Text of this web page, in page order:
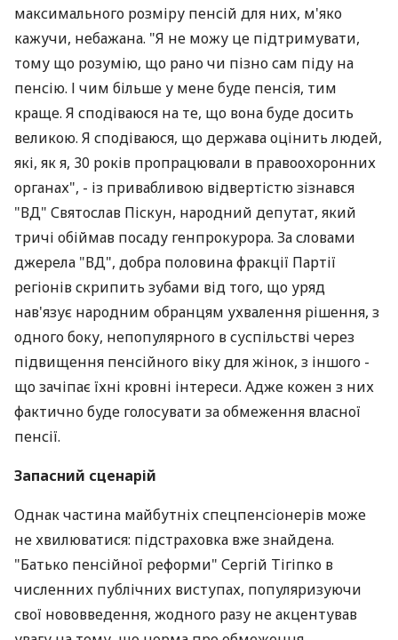
максимального розміру пенсій для них, м'яко
кажучи, небажана. "Я не можу це підтримувати,
тому що розумію, що рано чи пізно сам піду на
пенсію. І чим більше у мене буде пенсія, тим
краще. Я сподіваюся на те, що вона буде досить
великою. Я сподіваюся, що держава оцінить людей,
які, як я, 30 років пропрацювали в правоохоронних
органах", - із привабливою відвертістю зізнався
"ВД" Святослав Піскун, народний депутат, який
тричі обіймав посаду генпрокурора. За словами
джерела "ВД", добра половина фракції Партії
регіонів скрипить зубами від того, що уряд
нав'язує народним обранцям ухвалення рішення, з
одного боку, непопулярного в суспільстві через
підвищення пенсійного віку для жінок, з іншого -
що зачіпає їхні кровні інтереси. Адже кожен з них
фактично буде голосувати за обмеження власної
пенсії.
Запасний сценарій
Однак частина майбутніх спецпенсіонерів може
не хвилюватися: підстраховка вже знайдена.
"Батько пенсійної реформи" Сергій Тігіпко в
численних публічних виступах, популяризуючи
свої нововведення, жодного разу не акцентував